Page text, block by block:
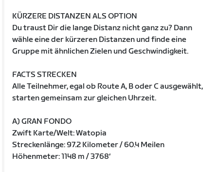
KÜRZERE DISTANZEN ALS OPTION
Du traust Dir die lange Distanz nicht ganz zu? Dann
wähle eine der kürzeren Distanzen und finde eine
Gruppe mit ähnlichen Zielen und Geschwindigkeit.
FACTS STRECKEN
Alle Teilnehmer, egal ob Route A, B oder C ausgewählt,
starten gemeinsam zur gleichen Uhrzeit.
A) GRAN FONDO
Zwift Karte/Welt: Watopia
Streckenlänge: 97.2 Kilometer / 60.4 Meilen
Höhenmeter: 1148 m / 3768‘